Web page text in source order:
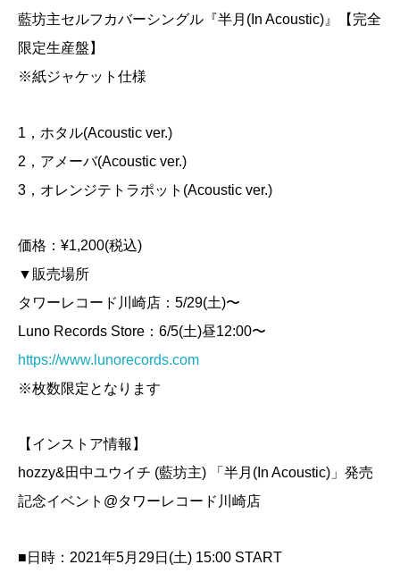
藍坊主セルフカバーシングル『半月(In Acoustic)』【完全
限定生産盤】
※紙ジャケット仕様
1，ホタル(Acoustic ver.)
2，アメーバ(Acoustic ver.)
3，オレンジテトラポット(Acoustic ver.)
価格：¥1,200(税込)
▼販売場所
タワーレコード川崎店：5/29(土)〜
Luno Records Store：6/5(土)昼12:00〜
https://www.lunorecords.com
※枚数限定となります
【インストア情報】
hozzy&田中ユウイチ (藍坊主) 「半月(In Acoustic)」発売
記念イベント@タワーレコード川崎店
■日時：2021年5月29日(土) 15:00 START